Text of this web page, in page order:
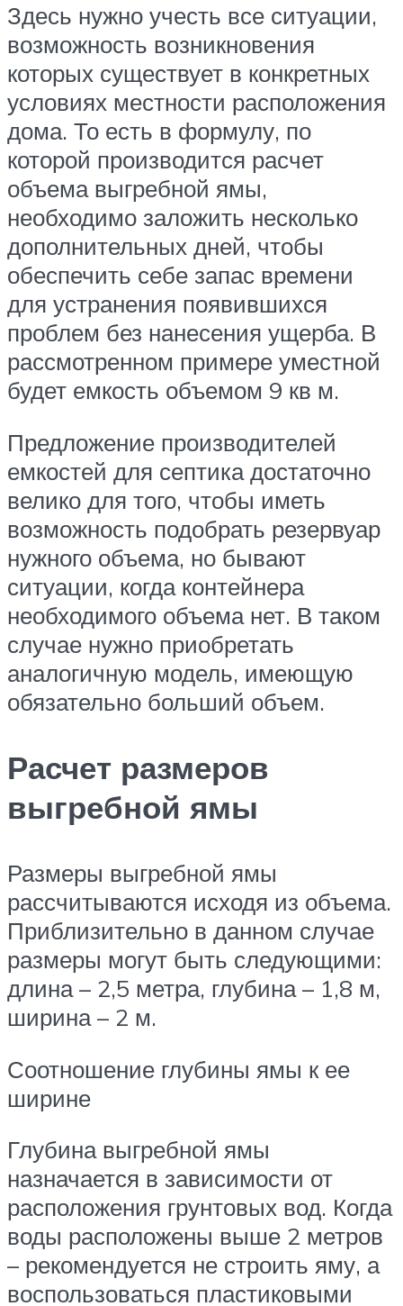
Здесь нужно учесть все ситуации,
возможность возникновения
которых существует в конкретных
условиях местности расположения
дома. То есть в формулу, по
которой производится расчет
объема выгребной ямы,
необходимо заложить несколько
дополнительных дней, чтобы
обеспечить себе запас времени
для устранения появившихся
проблем без нанесения ущерба. В
рассмотренном примере уместной
будет емкость объемом 9 кв м.
Предложение производителей
емкостей для септика достаточно
велико для того, чтобы иметь
возможность подобрать резервуар
нужного объема, но бывают
ситуации, когда контейнера
необходимого объема нет. В таком
случае нужно приобретать
аналогичную модель, имеющую
обязательно больший объем.
Расчет размеров
выгребной ямы
Размеры выгребной ямы
рассчитываются исходя из объема.
Приблизительно в данном случае
размеры могут быть следующими:
длина – 2,5 метра, глубина – 1,8 м,
ширина – 2 м.
Соотношение глубины ямы к ее
ширине
Глубина выгребной ямы
назначается в зависимости от
расположения грунтовых вод. Когда
воды расположены выше 2 метров
– рекомендуется не строить яму, а
воспользоваться пластиковыми